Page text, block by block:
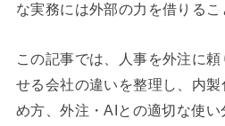
な実務には外部の力を借りるこ
この記事では、人事を外注に
せる会社の違いを整理し、内
め方、外注・AIとの適切な使